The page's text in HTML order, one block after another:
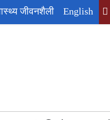
जीवनशैली English